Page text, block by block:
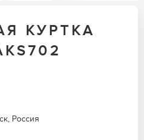
КУРТКА
Россия